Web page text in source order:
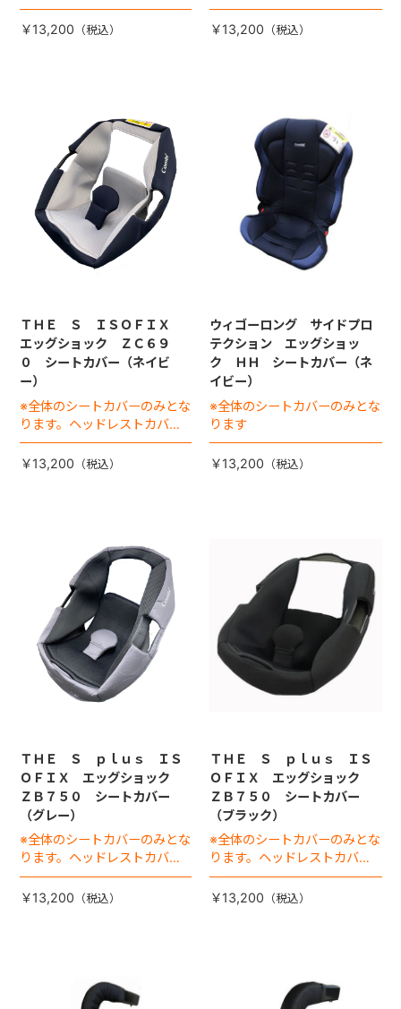
は別売りです。
￥13,200
は別売りです。
￥13,200
ＴＨＥ Ｓ ＩＳＯＦＩＸ
エッグショック ＺＣ６９
０ シートカバー（ネイビ
ー）
※全体のシートカバーのみとな
ります。ヘッドレストカバー
は別売りです。
￥13,200
ウィゴーロング サイドプロ
テクション エッグショッ
ク ＨＨ シートカバー（ネ
イビー）
※全体のシートカバーのみとな
ります
￥13,200
ＴＨＥ Ｓ ｐｌｕｓ ＩＳ
ＯＦＩＸ エッグショック
ＺＢ７５０ シートカバー
（グレー）
※全体のシートカバーのみとな
ります。ヘッドレストカバー
は別売りです。
￥13,200
ＴＨＥ Ｓ ｐｌｕｓ ＩＳ
ＯＦＩＸ エッグショック
ＺＢ７５０ シートカバー
（ブラック）
※全体のシートカバーのみとな
ります。ヘッドレストカバー
は別売りです。
￥13,200